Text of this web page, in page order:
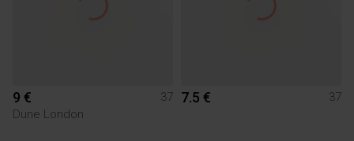
9 €
37
Dune London
7.5 € 37